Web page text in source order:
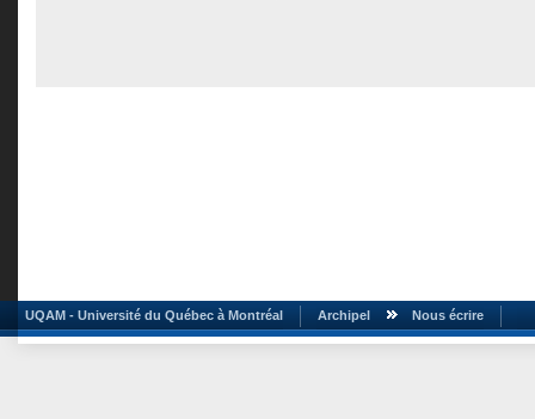
UQAM - Université du Québec à Montréal Archipel Nous écrire